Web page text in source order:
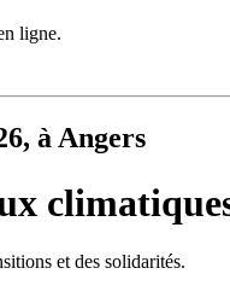
ligne.
à Angers
et des solidarités.